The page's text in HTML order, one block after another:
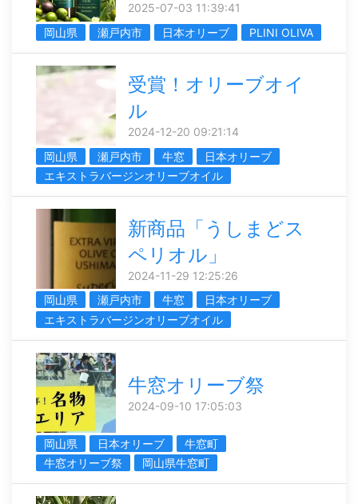
2025-07-03 11:39:41
岡山県
瀬戸内市 日本オリーブ PLINI OLIVA
受賞！オリーブオイ
ル
2024-12-20 09:21:14
岡山県
瀬戸内市 牛窓
日本オリーブ
エキストラバージンオリーブオイル
新商品「うしまどス
ペリオル」
2024-11-29 12:25:26
岡山県
瀬戸内市 牛窓
日本オリーブ
エキストラバージンオリーブオイル
牛窓オリーブ祭
2024-09-10 17:05:03
岡山県 日本オリーブ
牛窓町
牛窓オリーブ祭
岡山県牛窓町